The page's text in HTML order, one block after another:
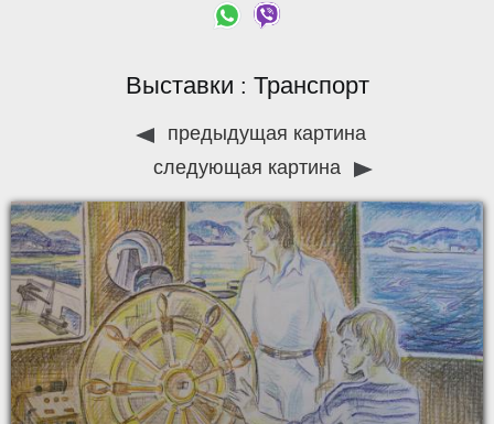
Выставки : Транспорт
предыдущая картина
следующая картина